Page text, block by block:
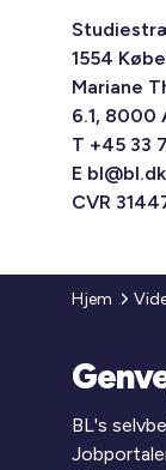
1554
Mariane
6.1, 8000
T +45 33
E bl@bl.dk
CVR
Hjem
BL's